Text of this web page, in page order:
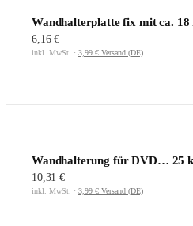
Wandhalterplatte fix mit ca. 18
6,16 €
inkl. MwSt. · 3,99 € Versand (DE)
Wandhalterung für DVD… 25
10,31 €
inkl. MwSt. · 3,99 € Versand (DE)